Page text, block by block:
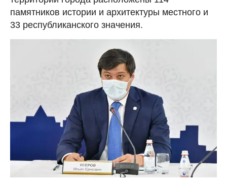
памятников истории и архитектуры местного и
33 республиканского значения.